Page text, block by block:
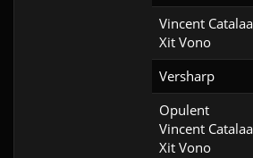
Vincent Catalaa
Xit Vono
Versharp
Opulent
Vincent Catalaa
Xit Vono